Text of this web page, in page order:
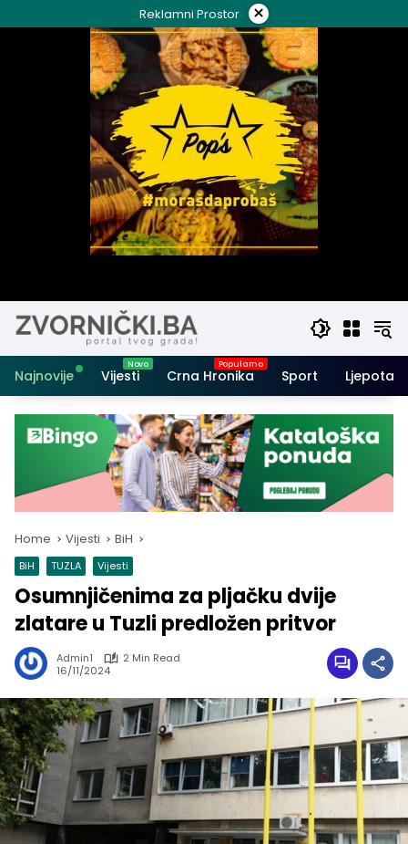
to
Reklamni Prostor ×
Najnovije Vijesti Crna Hronika Sport Ljepota i
Home Vijesti BiH
BiH TUZLA Vijesti
Osumnjičenima za pljačku dvije
zlatare u Tuzli predložen pritvor
Admin1
2 Min Read
16/11/2024